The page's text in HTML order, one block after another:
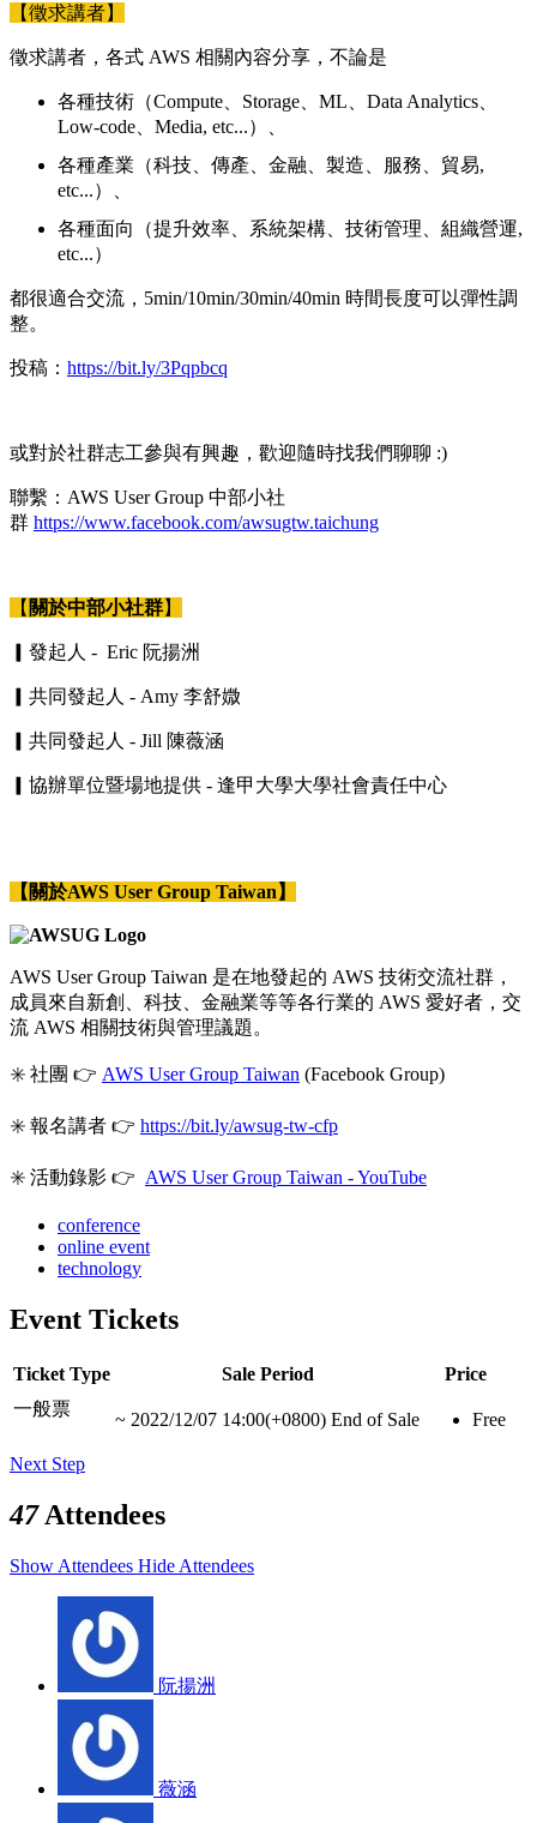
【徵求講者】
徵求講者，各式 AWS 相關內容分享，不論是
各種技術（Compute、Storage、ML、Data Analytics、
Low-code、Media, etc...）、
各種產業（科技、傳產、金融、製造、服務、貿易,
etc...）、
各種面向（提升效率、系統架構、技術管理、組織營運,
etc...）
都很適合交流，5min/10min/30min/40min 時間長度可以彈性調
整。
投稿： https://bit.ly/3Pqpbcq
或對於社群志工參與有興趣，歡迎隨時找我們聊聊 :)
聯繫：AWS User Group 中部小社
群 https://www.facebook.com/awsugtw.taichung
【 關於中部小社群】
▎發起人 - Eric 阮揚洲
▎共同發起人 - Amy 李舒媺
▎共同發起人 - Jill 陳薇涵
▎協辦單位暨場地提供 - 逢甲大學大學社會責任中心
【關於AWS User Group Taiwan】
AWS User Group Taiwan 是在地發起的 AWS 技術交流社群，
成員來自新創、科技、金融業等等各行業的 AWS 愛好者，交
流 AWS 相關技術與管理議題。
✳️ 社團 👉 AWS User Group Taiwan (Facebook Group)
✳️ 報名講者 👉 https://bit.ly/awsug-tw-cfp
✳️ 活動錄影 👉 AWS User Group Taiwan - YouTube
conference
online event
technology
Event Tickets
Ticket Type Sale Period
Price
一般票
~ 2022/12/07 14:00(+0800) End of Sale Free
Next Step
47Attendees
Show Attendees Hide Attendees
阮揚洲
薇涵